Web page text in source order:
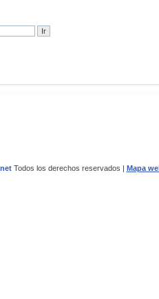
Todos los derechos reservados | Mapa